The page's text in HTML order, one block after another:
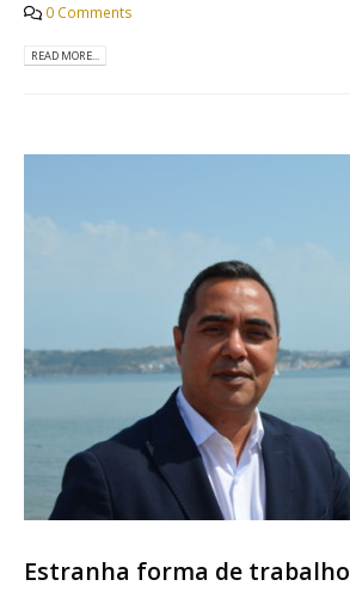
0 Comments
READ MORE...
Estranha forma de trabalho